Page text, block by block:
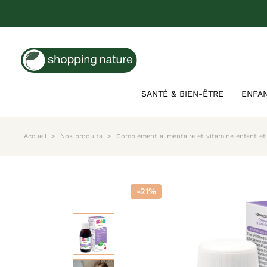
SANTÉ & BIEN-ÊTRE
Accueil Nos produits Complément alimentaire et vitamine enfant et
-21%